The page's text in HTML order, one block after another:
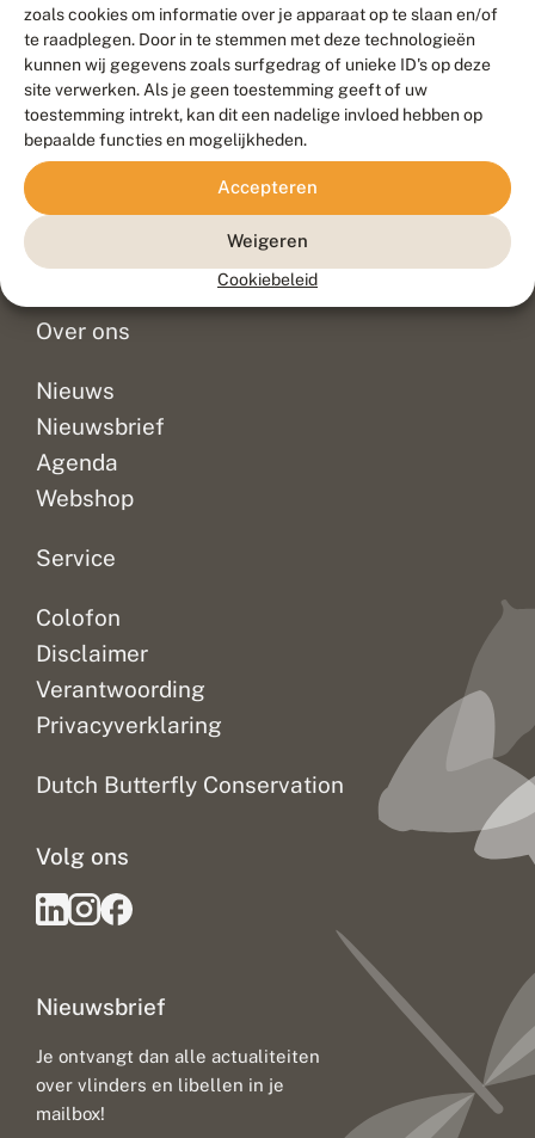
zoals cookies om informatie over je apparaat op te slaan en/of
te raadplegen. Door in te stemmen met deze technologieën
kunnen wij gegevens zoals surfgedrag of unieke ID's op deze
site verwerken. Als je geen toestemming geeft of uw
toestemming intrekt, kan dit een nadelige invloed hebben op
bepaalde functies en mogelijkheden.
Accepteren
Weigeren
Cookiebeleid
Contact
Veelgestelde vragen
Doneer
Over ons
Nieuws
Nieuwsbrief
Agenda
Webshop
Service
Colofon
Disclaimer
Verantwoording
Privacyverklaring
Dutch Butterfly Conservation
Nieuwsbrief
Je ontvangt dan alle actualiteiten
over vlinders en libellen in je
mailbox!
Volg ons
Meld waarnemingen© 2026 Vlinderstichting
Duurzaam ontwikkeld door
Go2People
, ontworpen door
Blue Field Agency
Privacy
Disclaimer
Sitemap